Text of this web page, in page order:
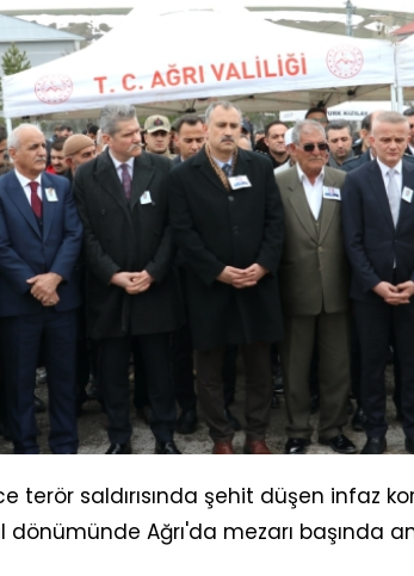
terör saldırısında şehit düşen infaz
Ağrı'da mezarı başında